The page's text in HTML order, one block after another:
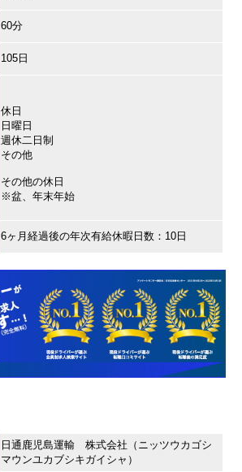
60分
105日
休日
日曜日
週休二日制
その他
その他の休日
※盆、年末年始
6ヶ月経過後の年次有給休暇日数：10日
日通鹿児島運輸 株式会社（ニッツウカゴシ
マウンユカブシキガイシャ）